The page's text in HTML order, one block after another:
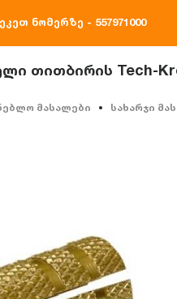
ნომერზე - 557971000
თითბირის Tech-
მასალები სახარჯი